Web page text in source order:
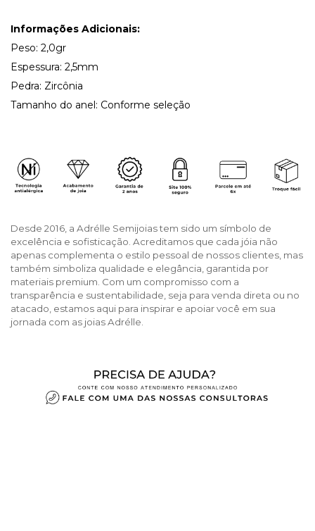
Informações Adicionais:
Peso: 2,0gr
Espessura: 2,5mm
Pedra: Zircônia
Tamanho do anel: Conforme seleção
Desde 2016, a Adrélle Semijoias tem sido um símbolo de
excelência e sofisticação. Acreditamos que cada jóia não
apenas complementa o estilo pessoal de nossos clientes, mas
também simboliza qualidade e elegância, garantida por
materiais premium. Com um compromisso com a
transparência e sustentabilidade, seja para venda direta ou no
atacado, estamos aqui para inspirar e apoiar você em sua
jornada com as joias Adrélle.